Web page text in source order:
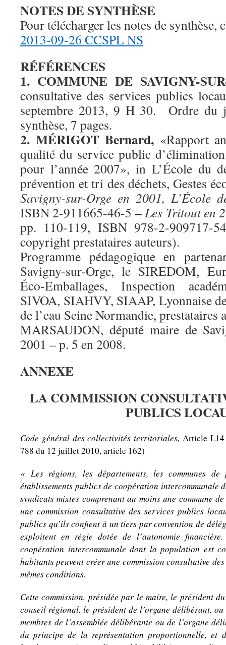
NOTES DE SYNTHÈSE
Pour télécharger les notes de
2013-09-26 CCSPL NS
RÉFÉRENCES
1. COMMUNE DE SAVIGNY-
consultative des services publics
septembre 2013, 9 H 30. Ordre du
synthèse, 7 pages.
2. MÉRIGOT Bernard, «Rapport
qualité du service public d’élimination
pour l’année 2007», in L’École du
prévention et tri des déchets, Gestes
Savigny-sur-Orge en 2001, L’École
ISBN 2-911665-46-5 –Les Tritout en
pp. 110-119, ISBN 978-2-909717-
copyright prestataires auteurs).
Programme pédagogique en
Savigny-sur-Orge, le SIREDOM,
Éco-Emballages, Inspection
SIVOA, SIAHVY, SIAAP, Lyonnaise
de l’eau Seine Normandie, prestataires
MARSAUDON, député maire de
2001 – p. 5 en 2008.
ANNEXE
LA COMMISSION
PUBLICS
Code général des collectivités territoriales, Article
788 du 12 juillet 2010, article 162)
« Les régions, les départements, les communes
établissements publics de coopération intercommunale
syndicats mixtes comprenant au moins une commune
une commission consultative des services publics
publics qu’ils confient à un tiers par convention de
exploitent en régie dotée de l’autonomie
coopération intercommunale dont la population est
habitants peuvent créer une commission consultative
mêmes conditions.
Cette commission, présidée par le maire, le président
conseil régional, le président de l’organe délibérant,
membres de l’assemblée délibérante ou de l’organe
du principe de la représentation proportionnelle, et